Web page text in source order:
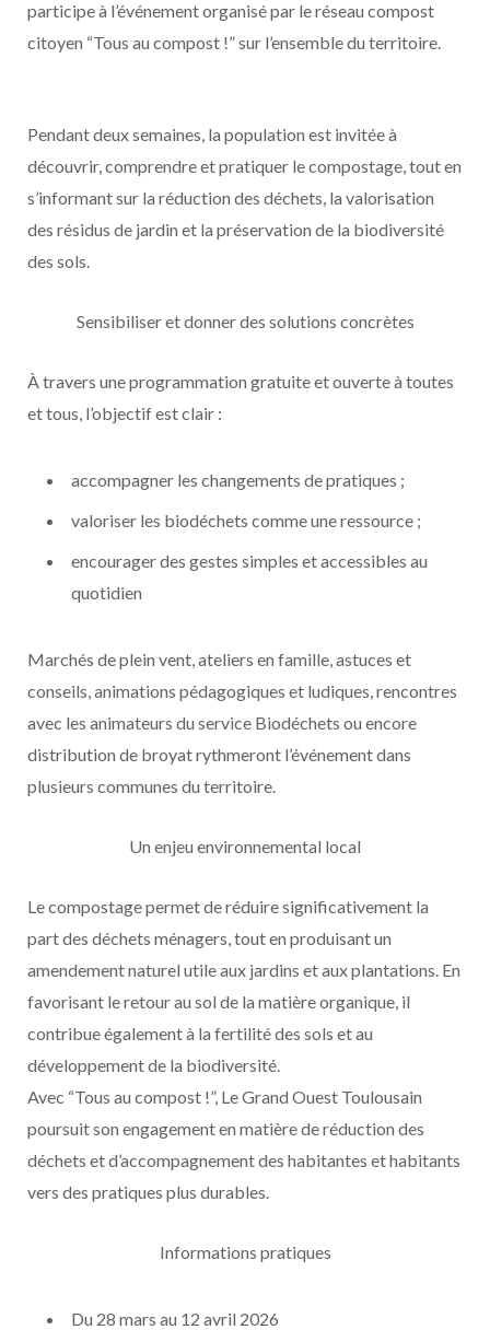
participe à l’événement organisé par le réseau compost
citoyen “Tous au compost !” sur l’ensemble du territoire.
Pendant deux semaines, la population est invitée à
découvrir, comprendre et pratiquer le compostage, tout en
s’informant sur la réduction des déchets, la valorisation
des résidus de jardin et la préservation de la biodiversité
des sols.
Sensibiliser et donner des solutions concrètes
À travers une programmation gratuite et ouverte à toutes
et tous, l’objectif est clair :
accompagner les changements de pratiques ;
valoriser les biodéchets comme une ressource ;
encourager des gestes simples et accessibles au
quotidien
Marchés de plein vent, ateliers en famille, astuces et
conseils, animations pédagogiques et ludiques, rencontres
avec les animateurs du service Biodéchets ou encore
distribution de broyat rythmeront l’événement dans
plusieurs communes du territoire.
Un enjeu environnemental local
Le compostage permet de réduire significativement la
part des déchets ménagers, tout en produisant un
amendement naturel utile aux jardins et aux plantations. En
favorisant le retour au sol de la matière organique, il
contribue également à la fertilité des sols et au
développement de la biodiversité.
Avec “Tous au compost !”, Le Grand Ouest Toulousain
poursuit son engagement en matière de réduction des
déchets et d’accompagnement des habitantes et habitants
vers des pratiques plus durables.
Informations pratiques
Du 28 mars au 12 avril 2026